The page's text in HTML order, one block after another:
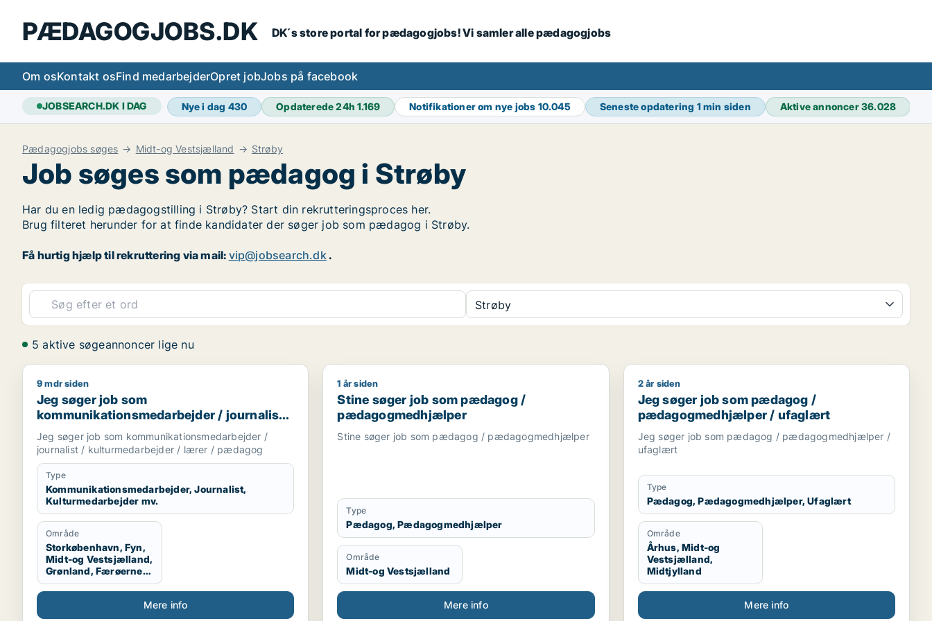
PÆDAGOGJOBS.DK DK´s store portal for pædagogjobs! Vi samler alle pædagogjobs
Om osKontakt osFind medarbejderOpret jobJobs på facebook
JOBSEARCH.DK I DAG Nye i dag 430 Opdaterede 24h1.169 Notifikationer om nye jobs 10.045 Seneste opdatering 1 min siden Aktive annoncer36.028
Pædagogjobs søges Midt-og Vestsjælland Strøby
Job søges som pædagog i Strøby
Har du en ledig pædagogstilling i Strøby? Start din rekrutteringsproces her.
Brug filteret herunder for at finde kandidater der søger job som pædagog i Strøby.
Få hurtig hjælp til rekruttering via mail: vip@jobsearch.dk.
Strøby
5 aktive søgeannoncer lige nu
Jeg søger job som kommunikationsmedarbejder / journalist / kulturmedarbejder / lærer / pædagog
9 mdr siden
Jeg søger job som
kommunikationsmedarbejder / journalist /
kulturmedarbejder / lærer / pædagog
Jeg søger job som kommunikationsmedarbejder /
journalist / kulturmedarbejder / lærer / pædagog
Type
Kommunikationsmedarbejder, Journalist,
Kulturmedarbejder mv.
Område
Storkøbenhavn, Fyn,
Midt-og Vestsjælland,
Grønland, Færøerne,
Udlandet
Mere info
Stine søger job som pædagog / pædagogmedhjælper
1 år siden
Stine søger job som pædagog /
pædagogmedhjælper
Stine søger job som pædagog / pædagogmedhjælper
Type
Pædagog, Pædagogmedhjælper
Område
Midt-og Vestsjælland
Mere info
Jeg søger job som pædagog / pædagogmedhjælper
2 år siden
Jeg søger job som pædagog /
pædagogmedhjælper / ufaglært
Jeg søger job som pædagog / pædagogmedhjælper /
ufaglært
Type
Pædagog, Pædagogmedhjælper, Ufaglært
Område
Århus, Midt-og
Vestsjælland,
Midtjylland
Mere info